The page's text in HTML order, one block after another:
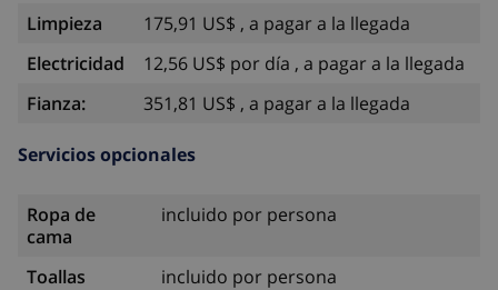
Limpieza
175,91 US$ , a pagar a la llegada
Electricidad
12,56 US$ por día , a pagar a la llegada
Fianza:
351,81 US$ , a pagar a la llegada
Servicios opcionales
Ropa de
cama
incluido por persona
Toallas
incluido por persona